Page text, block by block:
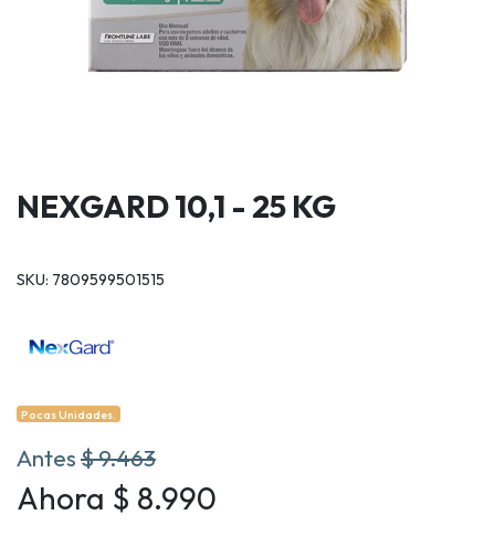
NEXGARD 10,1 - 25 KG
SKU: 7809599501515
Pocas Unidades.
Antes$ 9.463
Ahora $ 8.990